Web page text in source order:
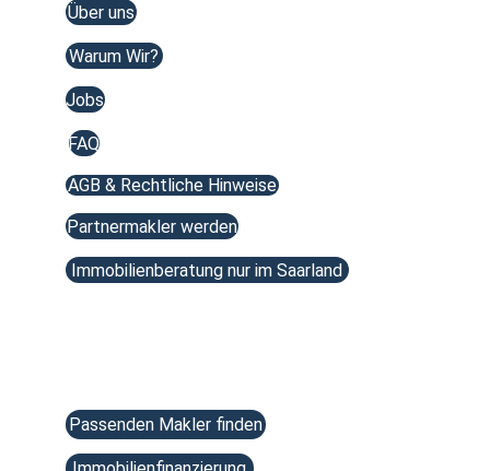
Passenden Makler finden
Über uns
Jobs
Partnermakler werden
FAQ
AGB & Rechtliche Hinweise
Warum Wir?
Immobilienberatung nur im Saarland